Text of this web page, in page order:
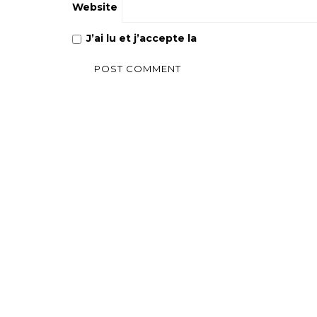
Website
J’ai lu et j’accepte la